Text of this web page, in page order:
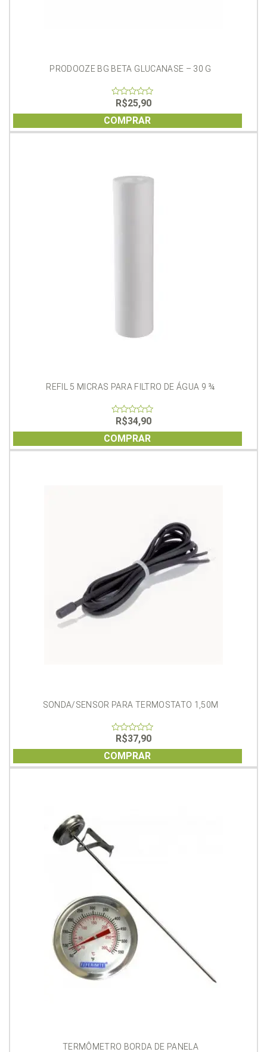
PRODOOZE BG BETA GLUCANASE – 30 G
of
5
R$25,90
COMPRAR
REFIL 5 MICRAS PARA FILTRO DE ÁGUA 9 ¾
out
of
5
R$34,90
COMPRAR
SONDA/SENSOR PARA TERMOSTATO 1,50M
of
5
R$37,90
COMPRAR
TERMÔMETRO BORDA DE PANELA